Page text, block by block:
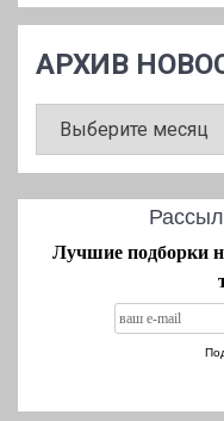
АРХИВ
НОВОСТЕЙ
Лучшие подборки